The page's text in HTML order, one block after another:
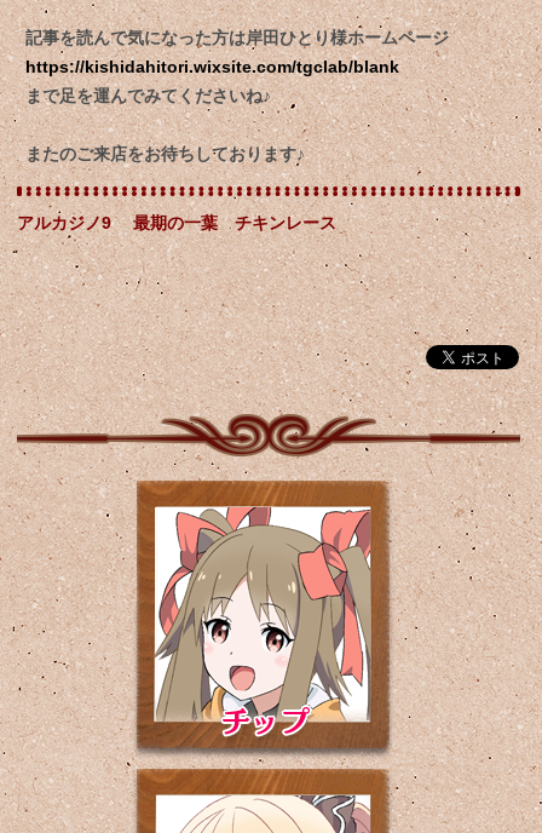
記事を読んで気になった方は岸田ひとり様ホームページ
https://kishidahitori.wixsite.com/tgclab/blank
まで足を運んでみてくださいね♪
またのご来店をお待ちしております♪
アルカジノ9 最期の一葉 チキンレース